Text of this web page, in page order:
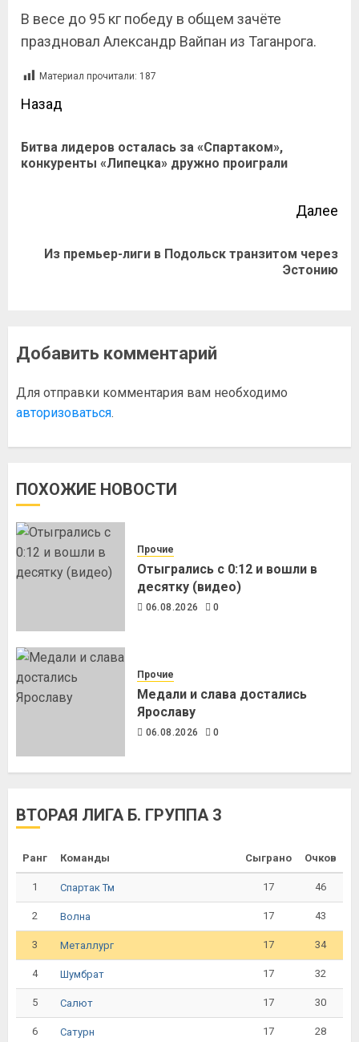
В весе до 95 кг победу в общем зачёте
праздновал Александр Вайпан из Таганрога.
Материал прочитали: 187
Назад
Битва лидеров осталась за «Спартаком»,
конкуренты «Липецка» дружно проиграли
Далее
Из премьер-лиги в Подольск транзитом через
Эстонию
Добавить комментарий
Для отправки комментария вам необходимо
авторизоваться.
ПОХОЖИЕ НОВОСТИ
Прочие
Отыгрались с 0:12 и вошли в
десятку (видео)
06.08.2026 0
Прочие
Медали и слава достались
Ярославу
06.08.2026 0
ВТОРАЯ ЛИГА Б. ГРУППА 3
Ранг Команды Сыграно Очков
1 Спартак Тм 17 46
2 Волна 17 43
3 Металлург 17 34
4 Шумбрат 17 32
5 Салют 17 30
6 Сатурн 17 28